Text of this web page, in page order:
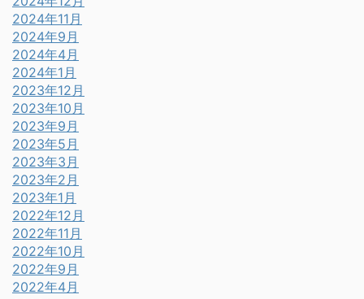
2024年11月
2024年9月
2024年4月
2024年1月
2023年12月
2023年10月
2023年9月
2023年5月
2023年3月
2023年2月
2023年1月
2022年12月
2022年11月
2022年10月
2022年9月
2022年4月